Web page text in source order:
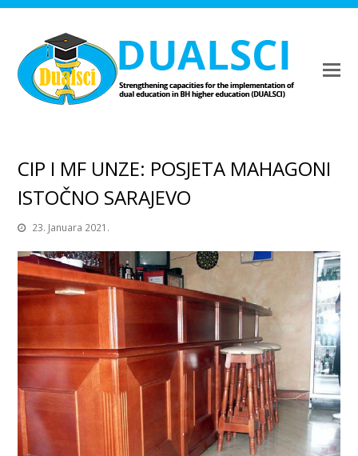
CIP I MF UNZE: POSJETA MAHAGONI
ISTOČNO SARAJEVO
23. Januara 2021.